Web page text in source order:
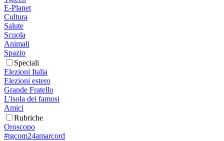
E-Planet
Cultura
Salute
Scuola
Animali
Spazio
Speciali
Elezioni Italia
Elezioni estero
Grande Fratello
L'isola dei famosi
Amici
Rubriche
Oroscopo
#tgcom24amarcord